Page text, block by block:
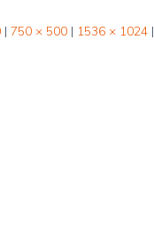
| 750 × 500 | 1536 × 1024 |